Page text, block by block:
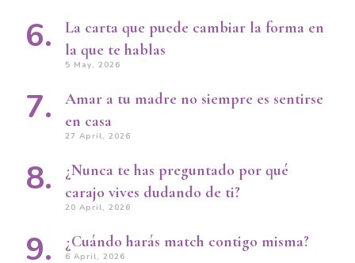
La carta que puede cambiar la forma en
la que te hablas
5 May, 2026
Amar a tu madre no siempre es sentirse
en casa
27 April, 2026
¿Nunca te has preguntado por qué
carajo vives dudando de ti?
20 April, 2026
¿Cuándo harás match contigo misma?
6 April, 2026